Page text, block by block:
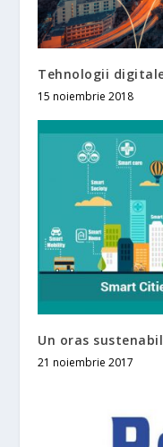
Tehnologii
15 noiembrie 2018
Un oras sustenabil
21 noiembrie 2017